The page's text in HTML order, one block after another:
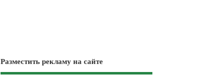
Разместить рекламу на сайте